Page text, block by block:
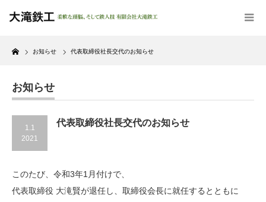
Home
お知らせ 代表取締役社長交代のお知らせ
お知らせ
1.1
2021
代表取締役社長交代のお知らせ
このたび、令和3年1月付けで、
代表取締役 大滝賢が退任し、取締役会長に就任するとともに